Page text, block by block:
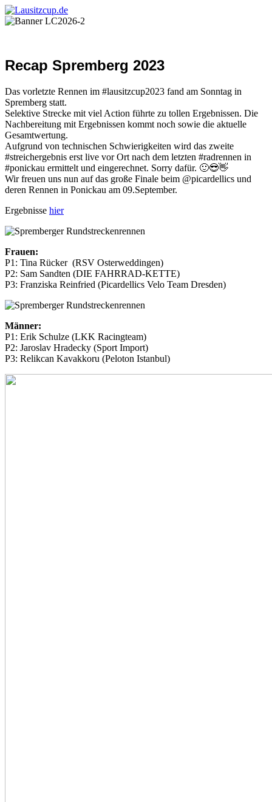
Recap Spremberg 2023
Das vorletzte Rennen im #lausitzcup2023 fand am Sonntag in
Spremberg statt.
Selektive Strecke mit viel Action führte zu tollen Ergebnissen. Die
Nachbereitung mit Ergebnissen kommt noch sowie die aktuelle
Gesamtwertung.
Aufgrund von technischen Schwierigkeiten wird das zweite
#streichergebnis erst live vor Ort nach dem letzten #radrennen in
#ponickau ermittelt und eingerechnet. Sorry dafür. 🙂😎👋
Wir freuen uns nun auf das große Finale beim @picardellics und
deren Rennen in Ponickau am 09.September.
Ergebnisse hier
Frauen:
P1: Tina Rücker (RSV Osterweddingen)
P2: Sam Sandten (DIE FAHRRAD-KETTE)
P3: Franziska Reinfried (Picardellics Velo Team Dresden)
Männer:
P1: Erik Schulze (LKK Racingteam)
P2: Jaroslav Hradecky (Sport Import)
P3: Relikcan Kavakkoru (Peloton Istanbul)